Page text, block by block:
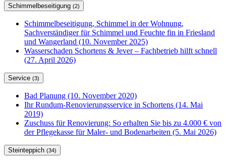
Schimmelbeseitigung (2)
Schimmelbeseitigung, Schimmel in der Wohnung,
Sachverständiger für Schimmel und Feuchte fin in Friesland
und Wangerland (10. November 2025)
Wasserschaden Schortens & Jever – Fachbetrieb hilft schnell
(27. April 2026)
Service (3)
Bad Planung (10. November 2020)
Ihr Rundum-Renovierungsservice in Schortens (14. Mai
2019)
Zuschuss für Renovierung: So erhalten Sie bis zu 4.000 € von
der Pflegekasse für Maler- und Bodenarbeiten (5. Mai 2026)
Steinteppich (34)